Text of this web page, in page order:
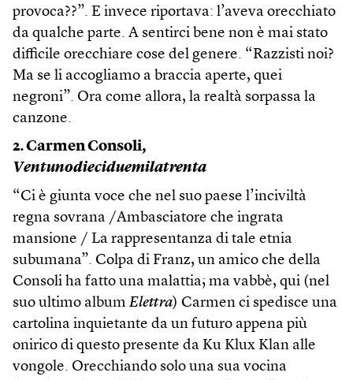
provoca??”. E invece riportava: l’aveva orecchiato
da qualche parte. A sentirci bene non è mai stato
difficile orecchiare cose del genere. “Razzisti noi?
Ma se li accogliamo a braccia aperte, quei
negroni”. Ora come allora, la realtà sorpassa la
canzone.
2. Carmen Consoli,
Ventunodieciduemilatrenta
“Ci è giunta voce che nel suo paese l’inciviltà
regna sovrana /Ambasciatore che ingrata
mansione / La rappresentanza di tale etnia
subumana”. Colpa di Franz, un amico che della
Consoli ha fatto una malattia; ma vabbè, qui (nel
suo ultimo album Elettra) Carmen ci spedisce una
cartolina inquietante da un futuro appena più
onirico di questo presente da Ku Klux Klan alle
vongole. Orecchiando solo una sua vocina